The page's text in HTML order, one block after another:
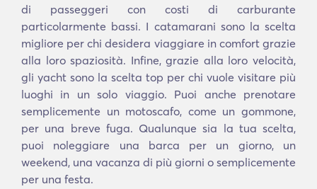
di passeggeri con costi di carburante
particolarmente bassi. I catamarani sono la scelta
migliore per chi desidera viaggiare in comfort grazie
alla loro spaziosità. Infine, grazie alla loro velocità,
gli yacht sono la scelta top per chi vuole visitare più
luoghi in un solo viaggio. Puoi anche prenotare
semplicemente un motoscafo, come un gommone,
per una breve fuga. Qualunque sia la tua scelta,
puoi noleggiare una barca per un giorno, un
weekend, una vacanza di più giorni o semplicemente
per una festa.